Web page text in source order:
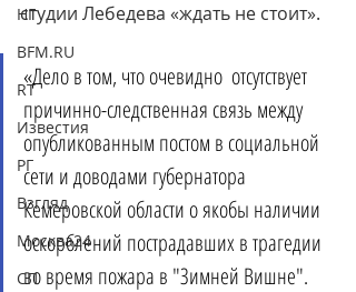
НГ
BFM.RU
RT
Известия
РГ
Взгляд
Москва24
СП
студии Лебедева «ждать не стоит».
«Дело в том, что очевидно  отсутствует
причинно-следственная связь между
опубликованным постом в социальной
сети и доводами губернатора
Кемеровской области о якобы наличии
оскорблений пострадавших в трагедии
во время пожара в "Зимней Вишне".